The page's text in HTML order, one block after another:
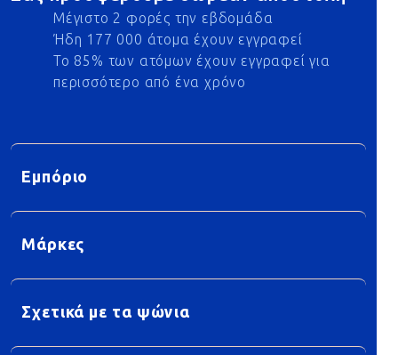
Μέγιστο 2 φορές την εβδομάδα
Ήδη 177 000 άτομα έχουν εγγραφεί
Το 85% των ατόμων έχουν εγγραφεί για
περισσότερο από ένα χρόνο
Εμπόριο
Μάρκες
Σχετικά με τα ψώνια